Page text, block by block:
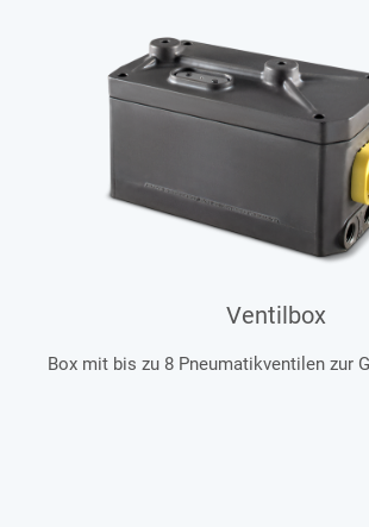
Ventilbox
Box mit bis zu 8 Pneumatikventilen zur